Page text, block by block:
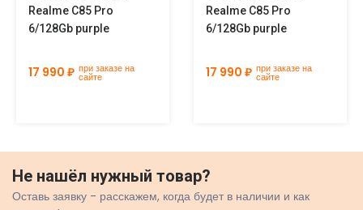
Realme C85 Pro
6/128Gb purple
17 990 ₽ при заказе на
сайте
Realme C85 Pro
6/128Gb purple
17 990 ₽ при заказе на
сайте
Не нашёл нужный товар?
Оставь заявку - расскажем, когда будет в наличии и как